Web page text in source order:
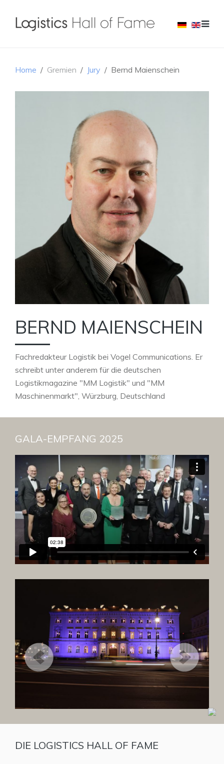
Home Gremien Jury Bernd Maienschein
BERND MAIENSCHEIN
Fachredakteur Logistik bei Vogel Communications. Er
schreibt unter anderem für die deutschen
Logistikmagazine "MM Logistik" und "MM
Maschinenmarkt", Würzburg, Deutschland
GALA-EMPFANG 2025
DIE LOGISTICS HALL OF FAME